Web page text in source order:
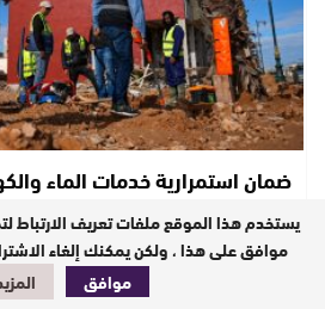
ضمان استمرارية خدمات الماء
ويقظة مستمرة
يستخدم هذا الموقع ملفات تعريف
موافق على هذا ، ولكن يمكنك إلغاء
موافق